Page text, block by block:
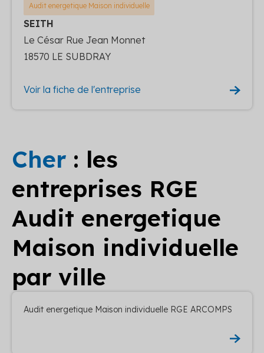
Audit energetique Maison individuelle
SEITH
Le César Rue Jean Monnet
18570 LE SUBDRAY
Voir la fiche de l'entreprise
Cher : les
entreprises RGE
Audit energetique
Maison individuelle
par ville
Audit energetique Maison individuelle RGE ARCOMPS